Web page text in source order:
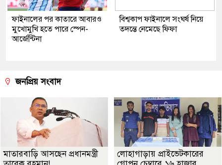
ফাইনালের পর কাতারে আবারও
মুখোমুখি হতে পারে স্পেন-
আর্জেন্টিনা
বিশ্বকাপ ফাইনালে সংঘর্ষ নিয়ে
তদন্তে নেমেছে ফিফা
জনপ্রিয় সংবাদ
মাতারবাড়ি আসছেন প্রধানমন্ত্রী
লোহাগাড়ায় প্রাইভেটকারের